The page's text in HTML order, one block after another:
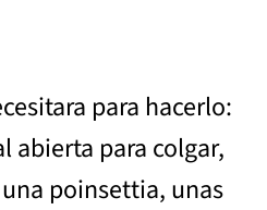
para hacerlo:
abierta para colgar,
poinsettia, unas